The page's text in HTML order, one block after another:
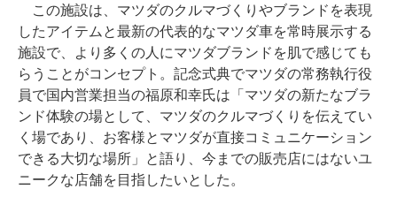
この施設は、マツダのクルマづくりやブランドを表現
したアイテムと最新の代表的なマツダ車を常時展示する
施設で、より多くの人にマツダブランドを肌で感じても
らうことがコンセプト。記念式典でマツダの常務執行役
員で国内営業担当の福原和幸氏は「マツダの新たなブラ
ンド体験の場として、マツダのクルマづくりを伝えてい
く場であり、お客様とマツダが直接コミュニケーション
できる大切な場所」と語り、今までの販売店にはないユ
ニークな店舗を目指したいとした。